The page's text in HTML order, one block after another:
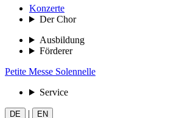
Konzerte
Der Chor
Ausbildung
Förderer
Petite Messe Solennelle
Service
DE | EN